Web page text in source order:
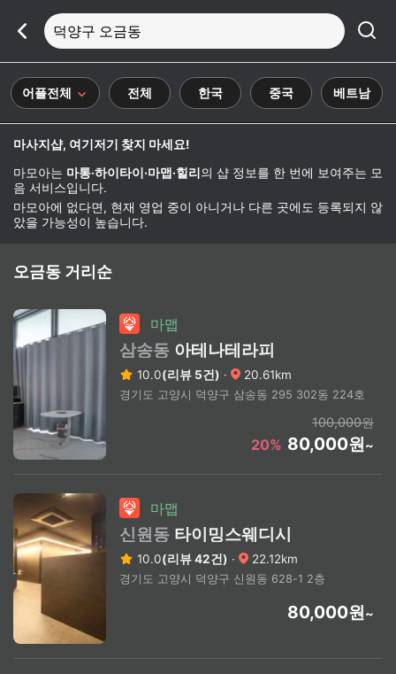
덕양구 오금동
어플전체 전체 한국 중국 베트남
마사지샵, 여기저기 찾지 마세요!
마모아는 마통·하이타이·마맵·힐리 의 샵 정보를 한 번에 보여주는 모
음 서비스입니다.
마모아에 없다면, 현재 영업 중이 아니거나 다른 곳에도 등록되지 않
았을 가능성이 높습니다.
오금동 거리순
마맵
삼송동 아테나테라피
10.0(리뷰 5건) · 20.61km
경기도 고양시 덕양구 삼송동 295 302동 224호
100,000원
20% 80,000원~
마맵
신원동 타이밍스웨디시
10.0(리뷰 42건) · 22.12km
경기도 고양시 덕양구 신원동 628-1 2층
80,000원~